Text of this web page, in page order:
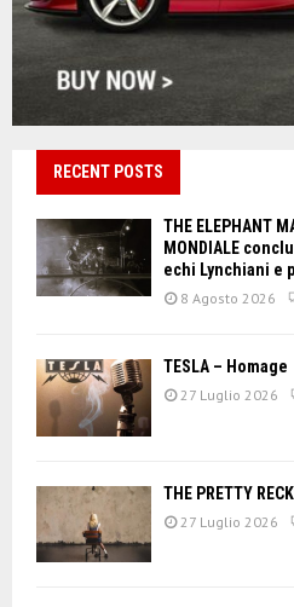
RECENT POSTS
THE ELEPHANT
MONDIALE
echi Lynchiani e
8 Agosto 2026
TESLA – Homage
27 Luglio 2026
THE PRETTY
27 Luglio 2026